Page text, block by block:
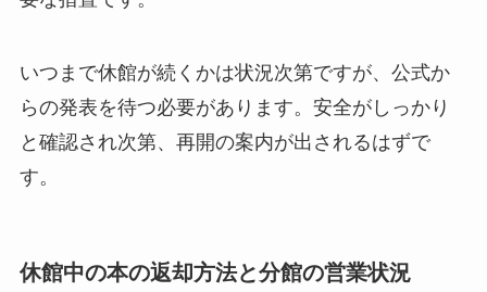
いつまで休館が続くかは状況次第ですが、公式か
らの発表を待つ必要があります。安全がしっかり
と確認され次第、再開の案内が出されるはずで
す。
休館中の本の返却方法と分館の営業状況